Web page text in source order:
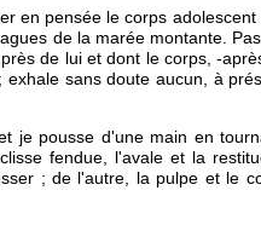
en pensée le corps adolescent
de la marée montante.
de lui et dont le corps, -
sans doute aucun, à
je pousse d'une main en
fendue, l'avale et la
; de l'autre, la pulpe et le